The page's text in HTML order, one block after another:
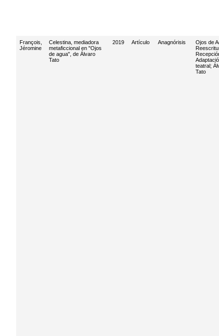
François,
Jéromine
Celestina, mediadora
metaficcional en "Ojos
de agua", de Álvaro
Tato
2019 Artículo Anagnórisis
Ojos de
teatral;
Tato